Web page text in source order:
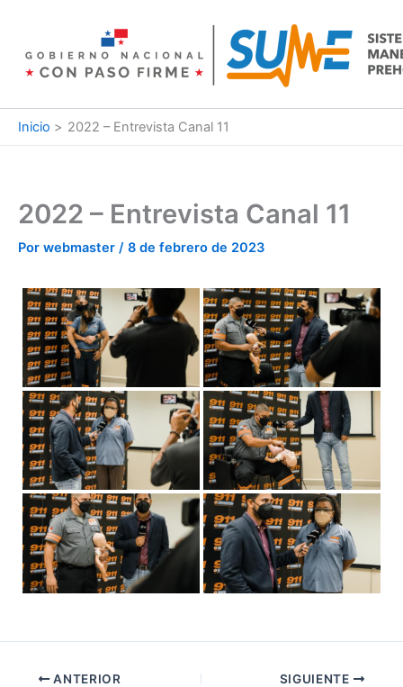
contenido
Inicio 2022 – Entrevista Canal 11
2022 – Entrevista Canal 11
Por webmaster / 8 de febrero de 2023
ANTERIOR SIGUIENTE